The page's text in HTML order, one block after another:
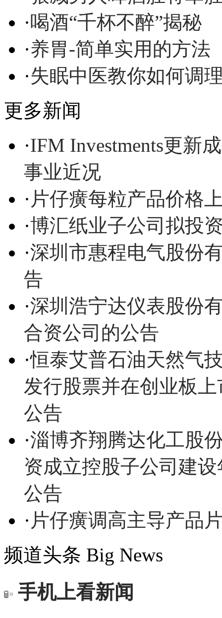
·喝酒“千杯不醉”揭秘
·养胃-简单实用的方法
·失眠中医教你如何调
更多新闻
·IFM Investments更新
事业近况
· 片仔癀每粒产品价格
·博汇纸业子公司拟投
·深圳市惠程电气股份
告
·深圳浩宁达仪表股份
合资公司的公告
·恒泰艾普石油天然气
发行股票并在创业板
公告
·淄博齐翔腾达化工股
资成立控股子公司建
公告
· 片仔癀调高主导产品
频道头条 Big News
手机上看新闻